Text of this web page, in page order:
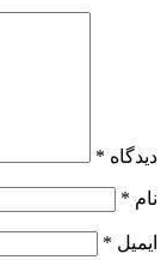
دیدگاه *
نام *
ایمیل *